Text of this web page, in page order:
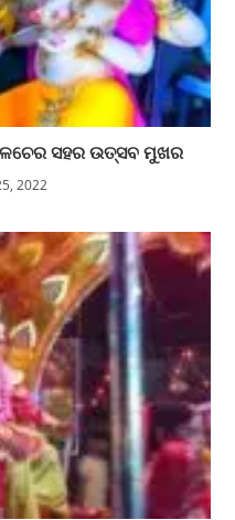
ସହର ଉତ୍ସବ ମୁଖର
2022